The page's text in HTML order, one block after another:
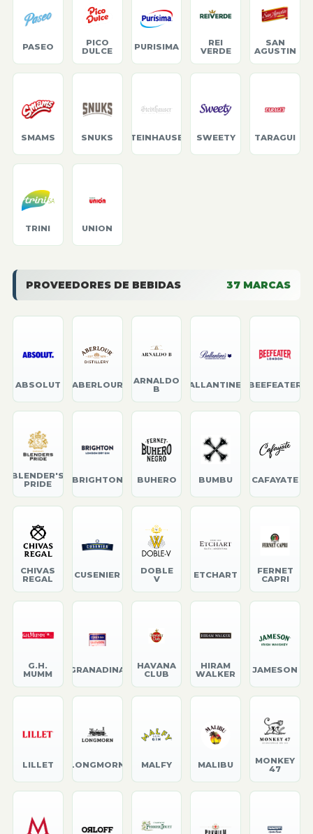
PASEO
PICO
DULCE
PURISIMA
REI
VERDE
SAN
AGUSTIN
SMAMS SNUKS STEINHAUSER SWEETY TARAGUI
TRINI UNION
PROVEEDORES DE BEBIDAS 37 MARCAS
ABSOLUT ABERLOUR
ARNALDO
B
BALLANTINE'S BEEFEATER
BLENDER'S
PRIDE
BRIGHTON BUHERO BUMBU CAFAYATE
CHIVAS
REGAL
CUSENIER
DOBLE
V
ETCHART
FERNET
CAPRI
G.H.
MUMM
GRANADINA
HAVANA
CLUB
HIRAM
WALKER
JAMESON
LILLET LONGMORN MALFY MALIBU
MONKEY
47